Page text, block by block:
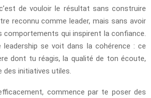
de vouloir le résultat sans construire
reconnu comme leader, mais sans avoir
comportements qui inspirent la confiance.
se voit dans la cohérence : ce
dont tu réagis, la qualité de ton écoute,
des initiatives utiles.
commence par te poser des